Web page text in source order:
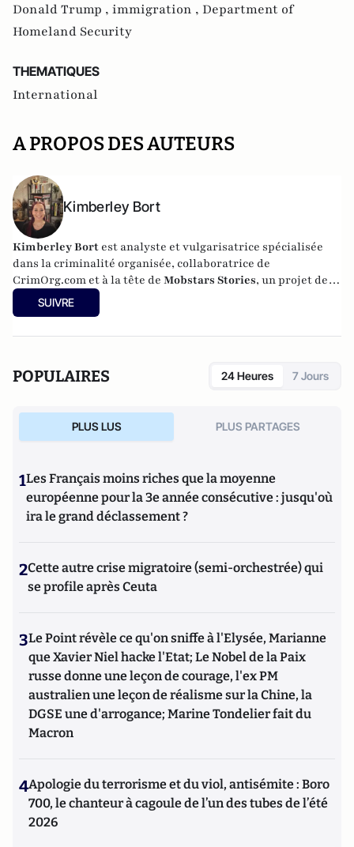
Donald Trump , immigration , Department of
Homeland Security
THEMATIQUES
International
A PROPOS DES AUTEURS
Kimberley Bort
Kimberley Bort est analyste et vulgarisatrice spécialisée
dans la criminalité organisée, collaboratrice de
CrimOrg.com et à la tête de Mobstars Stories, un projet de
contenus sur les réseaux sociaux qui explore les
dynamiques du crime organisé et ses représentations.
SUIVRE
POPULAIRES 24 Heures 7 Jours
PLUS LUS PLUS PARTAGES
1Les Français moins riches que la moyenne
européenne pour la 3e année consécutive : jusqu'où
ira le grand déclassement ?
2Cette autre crise migratoire (semi-orchestrée) qui
se profile après Ceuta
3Le Point révèle ce qu'on sniffe à l'Elysée, Marianne
que Xavier Niel hacke l'Etat; Le Nobel de la Paix
russe donne une leçon de courage, l'ex PM
australien une leçon de réalisme sur la Chine, la
DGSE une d'arrogance; Marine Tondelier fait du
Macron
4Apologie du terrorisme et du viol, antisémite : Boro
700, le chanteur à cagoule de l’un des tubes de l’été
2026